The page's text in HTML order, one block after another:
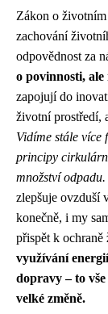
Zákon o
zachování
odpovědnost za
o povinnosti,
zapojují do
životní prostředí,
Vidíme stále více
principy
množství odpadu.
zlepšuje ovzduší
konečně, i my
přispět k
využívání
dopravy – to
velké změně.